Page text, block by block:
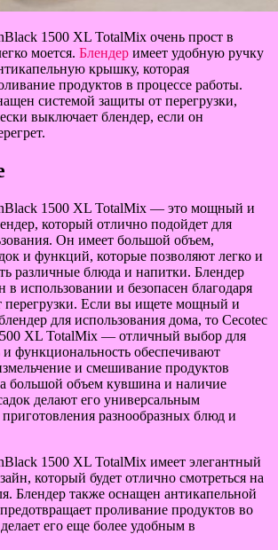
1500 XL TotalMix очень прост в
моется. Блендер имеет удобную ручку
крышку, которая
продуктов в процессе работы.
системой защиты от перегрузки,
выключает блендер, если он
1500 XL TotalMix — это мощный и
который отлично подойдет для
Он имеет большой объем,
и функций, которые позволяют легко и
различные блюда и напитки. Блендер
в использовании и безопасен благодаря
перегрузки. Если вы ищете мощный и
для использования дома, то Cecotec
XL TotalMix — отличный выбор для
функциональность обеспечивают
и смешивание продуктов
большой объем кувшина и наличие
делают его универсальным
разнообразных блюд и
1500 XL TotalMix имеет элегантный
который будет отлично смотреться на
Блендер также оснащен антикапельной
проливание продуктов во
его еще более удобным в